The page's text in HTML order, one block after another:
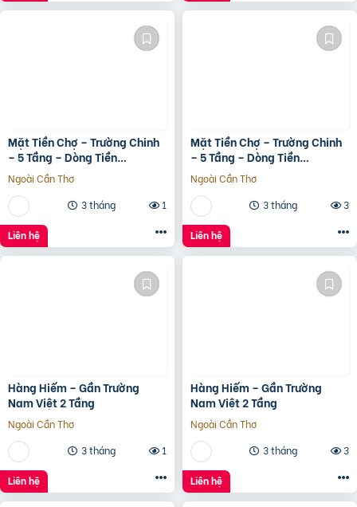
Mặt Tiền Chợ – Trường Chinh
– 5 Tầng – Dòng Tiền
20Tr/Tháng
Ngoài Cần Thơ
3 tháng
1
Liên hệ
Mặt Tiền Chợ – Trường Chinh
– 5 Tầng – Dòng Tiền
20Tr/Tháng
Ngoài Cần Thơ
3 tháng
3
Liên hệ
Hàng Hiếm – Gần Trường
Nam Việt 2 Tầng
Ngoài Cần Thơ
3 tháng
1
Liên hệ
Hàng Hiếm – Gần Trường
Nam Việt 2 Tầng
Ngoài Cần Thơ
3 tháng
3
Liên hệ